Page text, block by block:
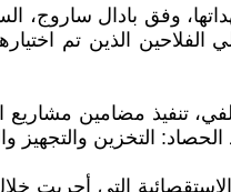
وفق بادال
الفلاحين الذين
تنفيذ مضامين مشاريع
التخزين والتجهيز
التي أجريت